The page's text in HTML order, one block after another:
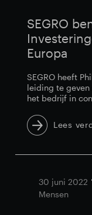
SEGRO
Europa
SEGRO heeft
leiding te
het bedrijf in
Lees
30 juni 2022
Mensen